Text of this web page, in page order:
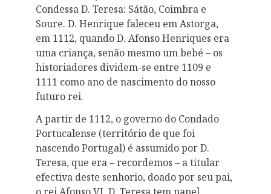
Condessa D. Teresa: Sátão, Coimbra e
Soure. D. Henrique faleceu em Astorga,
em 1112, quando D. Afonso Henriques era
uma criança, senão mesmo um bebé – os
historiadores dividem-se entre 1109 e
1111 como ano de nascimento do nosso
futuro rei.
A partir de 1112, o governo do Condado
Portucalense (território de que foi
nascendo Portugal) é assumido por D.
Teresa, que era – recordemos – a titular
efectiva deste senhorio, doado por seu pai,
o rei Afonso VI. D. Teresa tem papel